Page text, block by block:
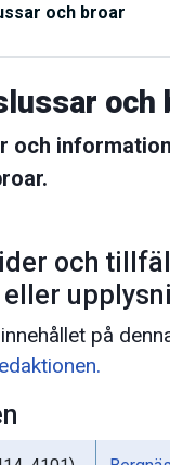
och broar
och
och
och
på